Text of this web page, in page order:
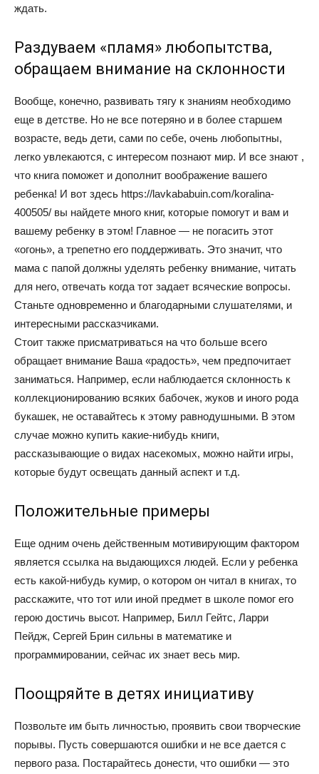
ждать.
Раздуваем «пламя» любопытства,
обращаем внимание на склонности
Вообще, конечно, развивать тягу к знаниям необходимо
еще в детстве. Но не все потеряно и в более старшем
возрасте, ведь дети, сами по себе, очень любопытны,
легко увлекаются, с интересом познают мир. И все знают ,
что книга поможет и дополнит воображение вашего
ребенка! И вот здесь https://lavkababuin.com/koralina-
400505/ вы найдете много книг, которые помогут и вам и
вашему ребенку в этом! Главное — не погасить этот
«огонь», а трепетно его поддерживать. Это значит, что
мама с папой должны уделять ребенку внимание, читать
для него, отвечать когда тот задает всяческие вопросы.
Станьте одновременно и благодарными слушателями, и
интересными рассказчиками.
Стоит также присматриваться на что больше всего
обращает внимание Ваша «радость», чем предпочитает
заниматься. Например, если наблюдается склонность к
коллекционированию всяких бабочек, жуков и иного рода
букашек, не оставайтесь к этому равнодушными. В этом
случае можно купить какие-нибудь книги,
рассказывающие о видах насекомых, можно найти игры,
которые будут освещать данный аспект и т.д.
Положительные примеры
Еще одним очень действенным мотивирующим фактором
является ссылка на выдающихся людей. Если у ребенка
есть какой-нибудь кумир, о котором он читал в книгах, то
расскажите, что тот или иной предмет в школе помог его
герою достичь высот. Например, Билл Гейтс, Ларри
Пейдж, Сергей Брин сильны в математике и
программировании, сейчас их знает весь мир.
Поощряйте в детях инициативу
Позвольте им быть личностью, проявить свои творческие
порывы. Пусть совершаются ошибки и не все дается с
первого раза. Постарайтесь донести, что ошибки — это